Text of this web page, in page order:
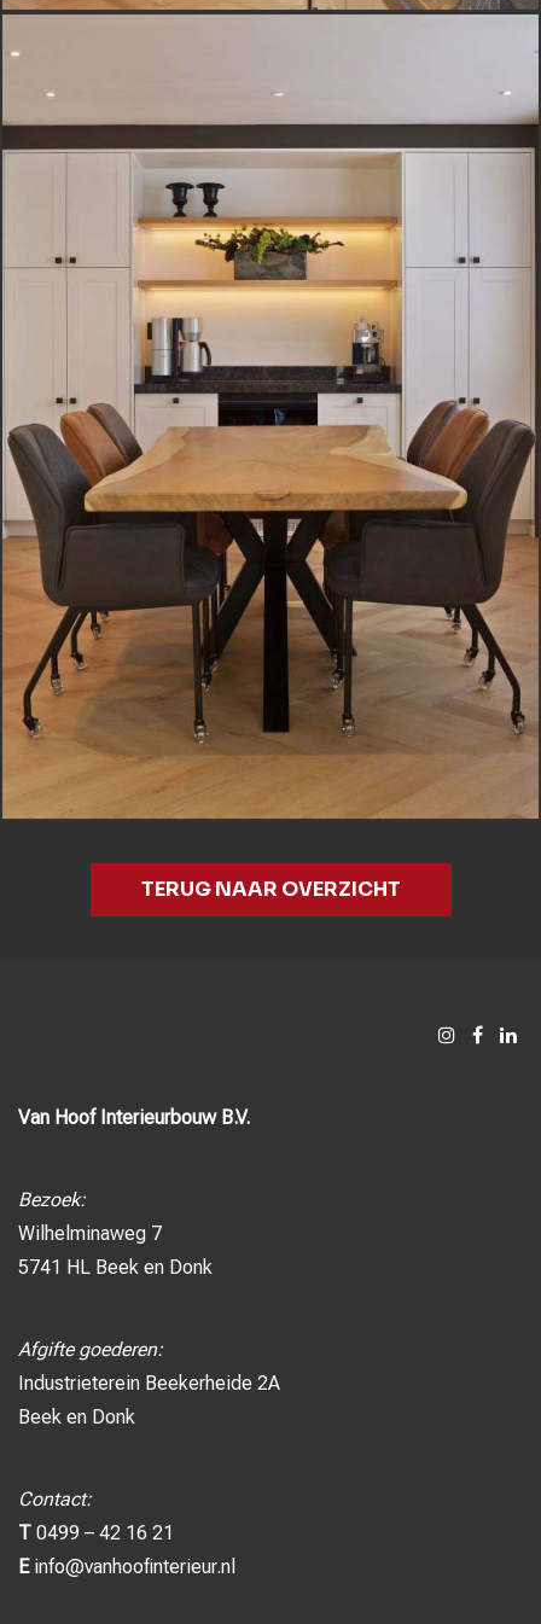
TERUG NAAR OVERZICHT
Van Hoof Interieurbouw B.V.
Bezoek:
Wilhelminaweg 7
5741 HL Beek en Donk
Afgifte goederen:
Industrieterein Beekerheide 2A
Beek en Donk
Contact:
T 0499 – 42 16 21
E info@vanhoofinterieur.nl